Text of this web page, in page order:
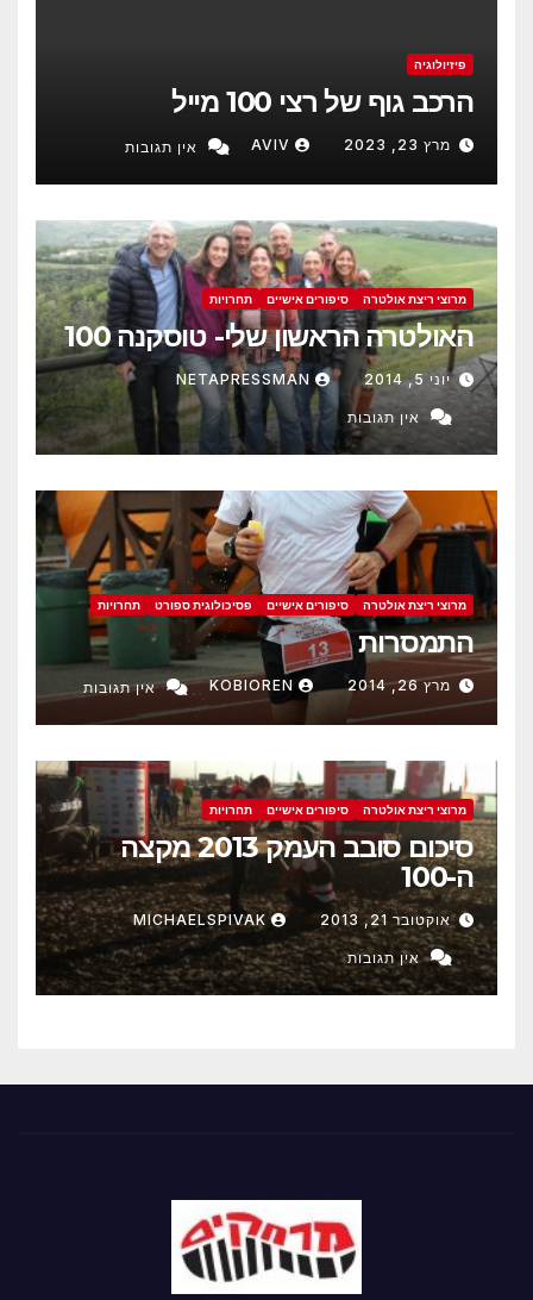
פיזיולוגיה
הרכב גוף של רצי 100 מייל
מרץ 23, 2023 AVIV אין תגובות
מרוצי ריצת אולטרה סיפורים אישיים תחרויות
האולטרה הראשון שלי- טוסקנה 100
יוני 5, 2014 NETAPRESSMAN
אין תגובות
מרוצי ריצת אולטרה סיפורים אישיים פסיכולוגית ספורט תחרויות
התמסרות
מרץ 26, 2014 KOBIOREN אין תגובות
מרוצי ריצת אולטרה סיפורים אישיים תחרויות
סיכום סובב העמק 2013 מקצה
ה-100
אוקטובר 21, 2013 MICHAELSPIVAK
אין תגובות